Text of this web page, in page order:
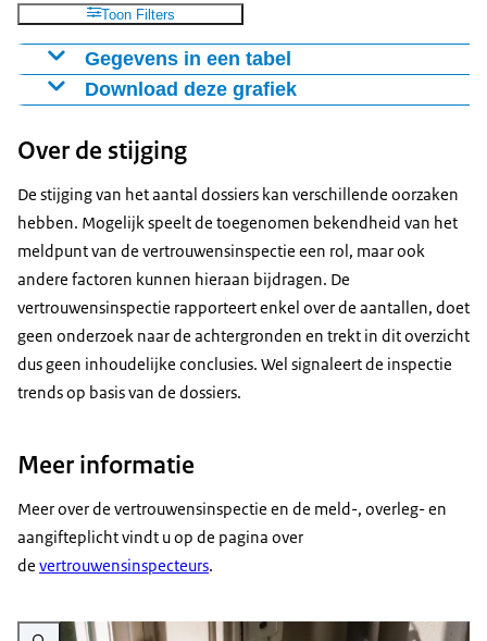
Toon Filters
Gegevens in een tabel
Soort categorie 20242023
Seksuele intimidatie
Psychisch geweld
43
Discriminatie
4
Overig
2 0
2
Totaal
373 271 233
Download deze grafiek
Download CSV-bestand
Over de stijging
De stijging van het aantal dossiers kan verschillende oorzaken
hebben. Mogelijk speelt de toegenomen bekendheid van het
meldpunt van de vertrouwensinspectie een rol, maar ook
andere factoren kunnen hieraan bijdragen. De
vertrouwensinspectie rapporteert enkel over de aantallen, doet
geen onderzoek naar de achtergronden en trekt in dit overzicht
dus geen inhoudelijke conclusies. Wel signaleert de inspectie
trends op basis van de dossiers.
Meer informatie
Meer over de vertrouwensinspectie en de meld-, overleg- en
aangifteplicht vindt u op de pagina over
de vertrouwensinspecteurs.
Vergroot afbeelding 5 knuffels in een vensterbank